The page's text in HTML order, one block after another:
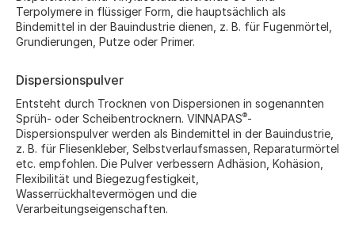
Terpolymere in flüssiger Form, die hauptsächlich als
Bindemittel in der Bauindustrie dienen, z. B. für Fugenmörtel,
Grundierungen, Putze oder Primer.
Dispersionspulver
Entsteht durch Trocknen von Dispersionen in sogenannten
Sprüh- oder Scheibentrocknern. VINNAPAS®-
Dispersionspulver werden als Bindemittel in der Bauindustrie,
z. B. für Fliesenkleber, Selbstverlaufsmassen, Reparaturmörtel
etc. empfohlen. Die Pulver verbessern Adhäsion, Kohäsion,
Flexibilität und Biegezugfestigkeit,
Wasserrückhaltevermögen und die
Verarbeitungseigenschaften.